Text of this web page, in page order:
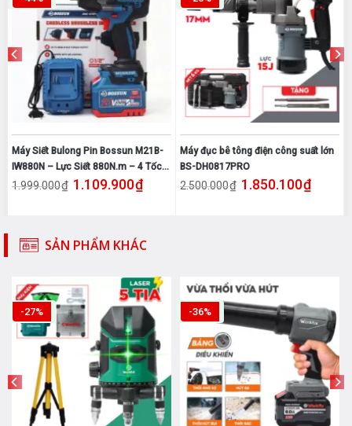
Máy Siết Bulong Pin Bossun M21B-
IW880N – Lực Siết 880N.m – 4 Tốc
Độ – Động Cơ Không Than
1.999.000₫ Giá gốc là: 1.999.000₫.
1.109.900₫Giá hiện tại là: 1.109.900₫.
Máy đục bê tông điện công suất lớn
BS-DH0817PRO
2.500.000₫ Giá gốc là: 2.500.000₫.
1.850.100₫Giá hiện
tại là: 2.195.500₫.
SẢN PHẨM KHÁC
-27% -36%